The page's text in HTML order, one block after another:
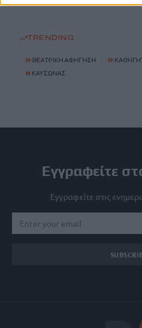
TRENDING
#ΘΕΑΤΡΙΚΗ ΑΦΗΓΗΣΗ #
# ΚΑΥΣΩΝΑΣ
Εγγραφείτε
Εγγραφείτε στις